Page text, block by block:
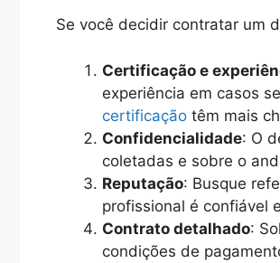
Se você decidir contratar um
Certificação e
experiência em casos
certificação têm mais
Confidencialidade: O
coletadas e sobre o
Reputação: Busque
profissional é confiável
Contrato detalhado:
condições de